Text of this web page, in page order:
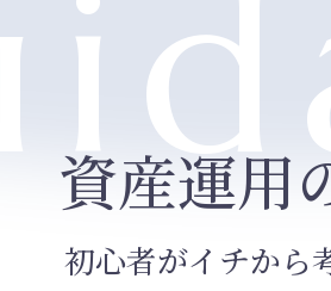
資産運用
初心者がイチから